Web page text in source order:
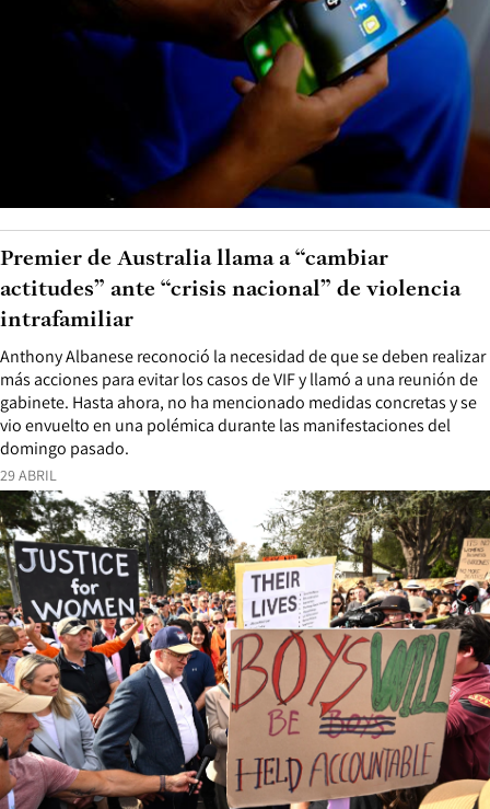
29 ABRIL
Anthony Albanese reconoció la necesidad de que se deben realizar
más acciones para evitar los casos de VIF y llamó a una reunión de
gabinete. Hasta ahora, no ha mencionado medidas concretas y se
vio envuelto en una polémica durante las manifestaciones del
domingo pasado.
Premier de Australia llama a “cambiar
actitudes” ante “crisis nacional” de violencia
intrafamiliar